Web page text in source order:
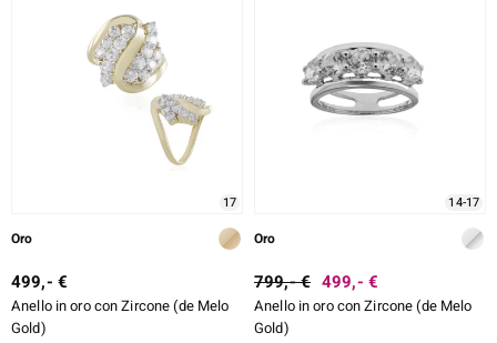
17
Oro
499,- €
Anello in oro con Zircone (de Melo
Gold)
14-17
Oro
799,- € 499,- €
Anello in oro con Zircone (de Melo
Gold)